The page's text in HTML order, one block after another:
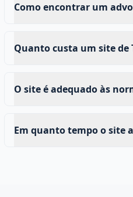
Como encontrar um
Quanto custa um site de
O site é adequado às
Em quanto tempo o site